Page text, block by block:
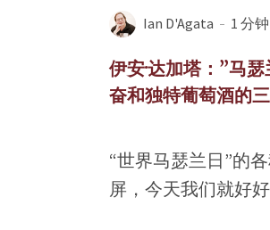
Ian D'Agata 1 分
伊安·达加塔：”马
奋和独特葡萄酒的
“世界马瑟兰日”的
屏，今天我们就好